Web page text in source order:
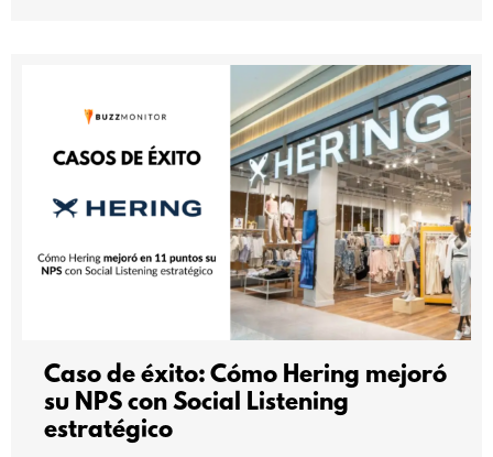
Caso de éxito: Cómo Hering mejoró
su NPS con Social Listening
estratégico